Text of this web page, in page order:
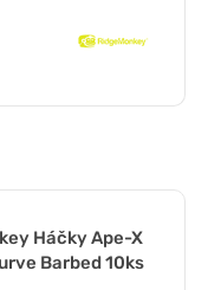
Háčky Ape-X
Barbed 10ks